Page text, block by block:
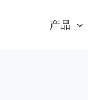
产品